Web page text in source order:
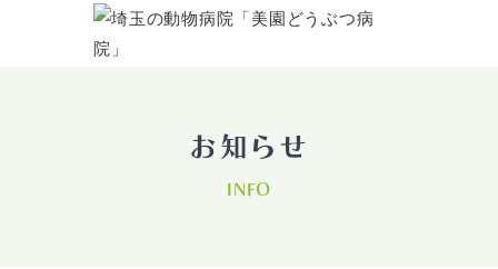
お知らせ
INFO